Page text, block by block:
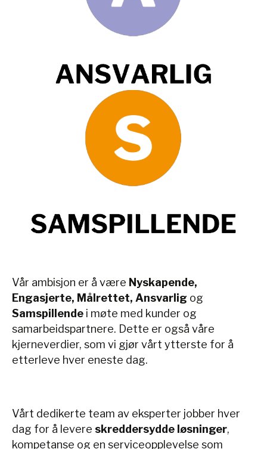
Vår ambisjon er å være Nyskapende,
Engasjerte, Målrettet, Ansvarlig og
Samspillende i møte med kunder og
samarbeidspartnere. Dette er også våre
kjerneverdier, som vi gjør vårt ytterste for å
etterleve hver eneste dag.
Vårt dedikerte team av eksperter jobber hver
dag for å levere skreddersydde løsninger,
kompetanse og en serviceopplevelse som